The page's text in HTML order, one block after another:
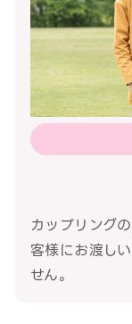
カップリング
客様にお渡し
せん。